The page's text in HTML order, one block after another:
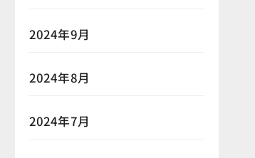
2024年9月
2024年8月
2024年7月